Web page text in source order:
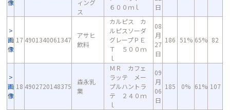
像
ィング
ス
６００ｍｌ
日
画
像
17 4901340061347
アサヒ
飲料
カルピス カ
ルピスソーダ
グレープＰＥ
Ｔ ５００ｍ
ｌ
08
月
27
日
186 51% 65% 82
画
像
18 4902720148375
森永乳
業
ＭＲ カフェ
ラッテ メー
プルハントラ
テ ２４０ｍ
ｌ
09
月
06
日
185 0% 61% 107